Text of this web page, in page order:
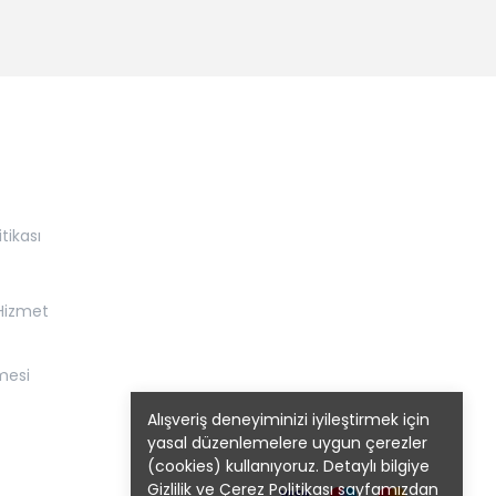
Alışveriş deneyiminizi iyileştirmek için
yasal düzenlemelere uygun çerezler
(cookies) kullanıyoruz. Detaylı bilgiye
Gizlilik ve Çerez Politikasısayfamızdan